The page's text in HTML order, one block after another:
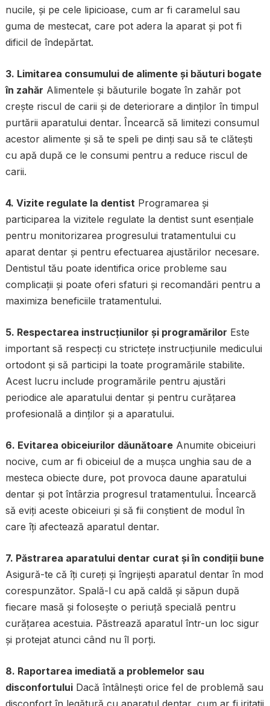
nucile, și pe cele lipicioase, cum ar fi caramelul sau
guma de mestecat, care pot adera la aparat și pot fi
dificil de îndepărtat.
3. Limitarea consumului de alimente și băuturi bogate
în zahăr Alimentele și băuturile bogate în zahăr pot
crește riscul de carii și de deteriorare a dinților în timpul
purtării aparatului dentar. Încearcă să limitezi consumul
acestor alimente și să te speli pe dinți sau să te clătești
cu apă după ce le consumi pentru a reduce riscul de
carii.
4. Vizite regulate la dentist Programarea și
participarea la vizitele regulate la dentist sunt esențiale
pentru monitorizarea progresului tratamentului cu
aparat dentar și pentru efectuarea ajustărilor necesare.
Dentistul tău poate identifica orice probleme sau
complicații și poate oferi sfaturi și recomandări pentru a
maximiza beneficiile tratamentului.
5. Respectarea instrucțiunilor și programărilor Este
important să respecți cu strictețe instrucțiunile medicului
ortodont și să participi la toate programările stabilite.
Acest lucru include programările pentru ajustări
periodice ale aparatului dentar și pentru curățarea
profesională a dinților și a aparatului.
6. Evitarea obiceiurilor dăunătoareAnumite obiceiuri
nocive, cum ar fi obiceiul de a mușca unghia sau de a
mesteca obiecte dure, pot provoca daune aparatului
dentar și pot întârzia progresul tratamentului. Încearcă
să eviți aceste obiceiuri și să fii conștient de modul în
care îți afectează aparatul dentar.
7. Păstrarea aparatului dentar curat și în condiții bune
Asigură-te că îți cureți și îngrijești aparatul dentar în mod
corespunzător. Spală-l cu apă caldă și săpun după
fiecare masă și folosește o periuță specială pentru
curățarea acestuia. Păstrează aparatul într-un loc sigur
și protejat atunci când nu îl porți.
8. Raportarea imediată a problemelor sau
disconfortuluiDacă întâlnești orice fel de problemă sau
disconfort în legătură cu aparatul dentar, cum ar fi iritații